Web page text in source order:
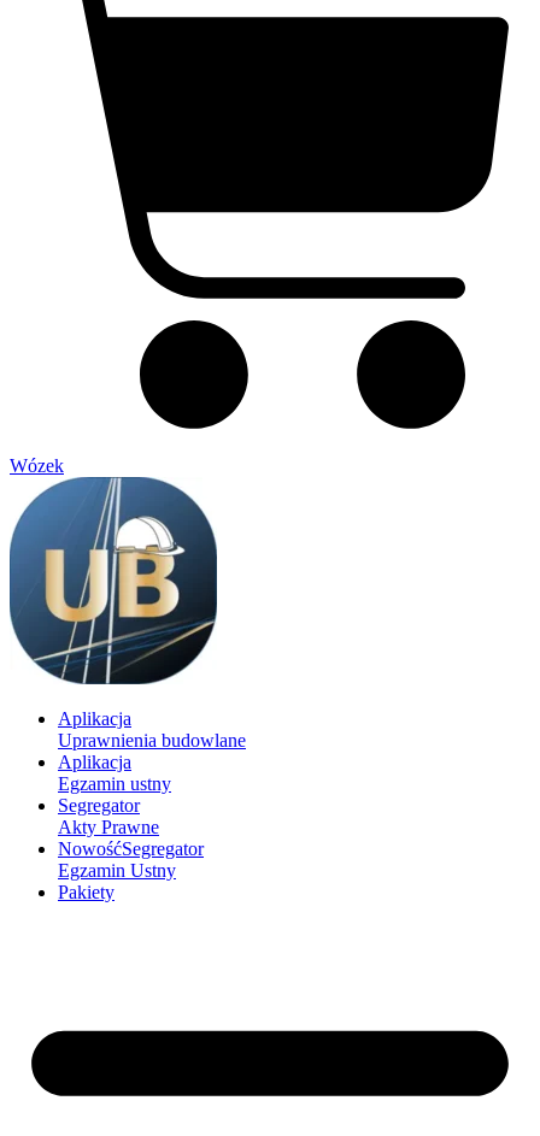
Wózek
Aplikacja
Uprawnienia budowlane
Aplikacja
Egzamin ustny
Segregator
Akty Prawne
NowośćSegregator
Egzamin Ustny
Pakiety